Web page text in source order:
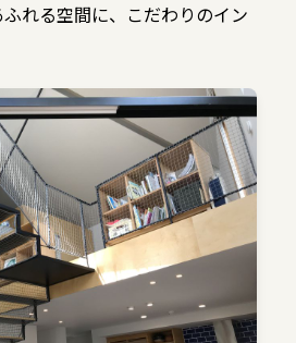
れる空間に、こだわりのイン